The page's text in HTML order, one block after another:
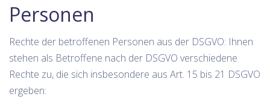
Personen
Rechte der betroffenen Personen aus der DSGVO: Ihnen
stehen als Betroffene nach der DSGVO verschiedene
Rechte zu, die sich insbesondere aus Art. 15 bis 21 DSGVO
ergeben: